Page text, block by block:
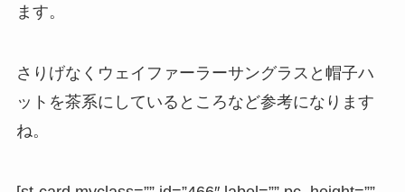
ます。
さりげなくウェイファーラーサングラスと帽子ハ
ットを茶系にしているところなど参考になります
ね。